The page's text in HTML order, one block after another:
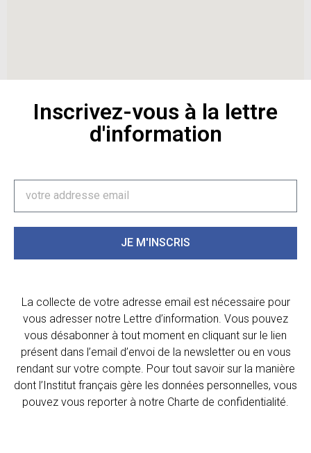
Inscrivez-vous à la lettre
d'information
JE M'INSCRIS
La collecte de votre adresse email est nécessaire pour
vous adresser notre Lettre d’information. Vous pouvez
vous désabonner à tout moment en cliquant sur le lien
présent dans l’email d’envoi de la newsletter ou en vous
rendant sur votre compte. Pour tout savoir sur la manière
dont l’Institut français gère les données personnelles, vous
pouvez vous reporter à notre Charte de confidentialité.